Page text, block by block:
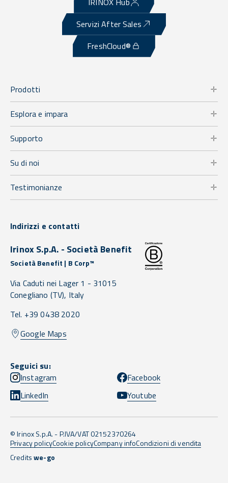
Servizi After Sales
FreshCloud®
Prodotti
Esplora e impara
Supporto
Su di noi
Testimonianze
Indirizzi e contatti
Irinox S.p.A. - Società Benefit
Società Benefit | B Corp™
Via Caduti nei Lager 1 - 31015
Conegliano (TV), Italy
Tel. +39 0438 2020
Google Maps
Seguici su:
Instagram
Facebook
LinkedIn
Youtube
© Irinox S.p.A. - P.IVA/VAT 02152370264
Privacy policyCookie policyCompany infoCondizioni di vendita
Creditswe-go